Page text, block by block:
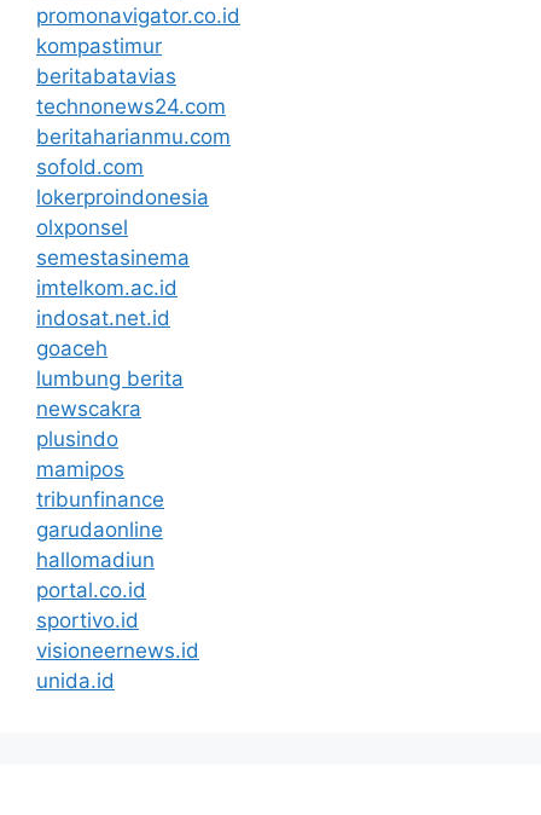
promonavigator.co.id
kompastimur
beritabatavias
technonews24.com
beritaharianmu.com
sofold.com
lokerproindonesia
olxponsel
semestasinema
imtelkom.ac.id
indosat.net.id
goaceh
lumbung berita
newscakra
plusindo
mamipos
tribunfinance
garudaonline
hallomadiun
portal.co.id
sportivo.id
visioneernews.id
unida.id